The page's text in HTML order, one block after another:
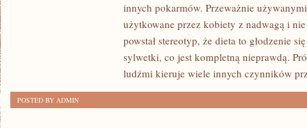
SPRECYZOWANY
innych pokarmów. Przeważnie
użytkowane przez kobiety z nadwagą i
powstał stereotyp, że dieta to głodzenie
sylwetki, co jest kompletną nieprawdą.
ludźmi kieruje wiele innych czynników
POSTED BY ADMIN